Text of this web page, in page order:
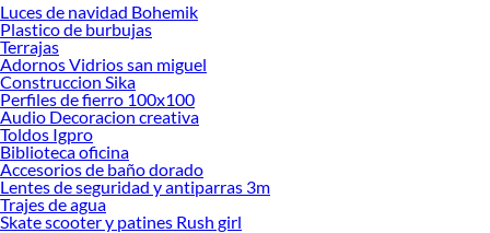
Desde remodelaciones hasta proyectos de decoración, estamos aquí para hacer
tus ideas realidad. ¡Visítanos y encuentra todo lo que tenemos para ofrecerte en
Piscinas, spa e inflables!
Explora la variedad de productos de Piscinas, spa e inflables en Sodimac
Herramientas, materiales y accesorios de calidad para tus proyectos y
renovación de espacios. ¡Visítanos y descubre todo lo que tenemos para
ofrecerte!
Encuentra una amplia variedad de productos de Piscinas, spa e inflables en
Sodimac. Encuentra todo lo necesario para tus proyectos de renovación y
Luces de navidad Bohemik
Plastico de burbujas
Terrajas
Adornos Vidrios san miguel
Construccion Sika
Perfiles de fierro 100x100
Audio Decoracion creativa
Toldos Igpro
Biblioteca oficina
Accesorios de baño dorado
Lentes de seguridad y antiparras 3m
Trajes de agua
Skate scooter y patines Rush girl